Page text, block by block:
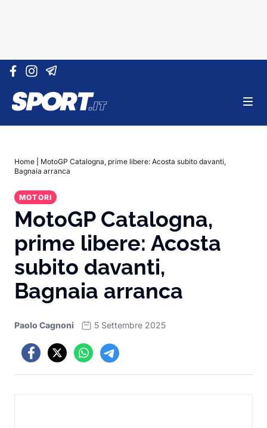
Vai al contenuto
Home
MotoGP Catalogna, prime libere: Acosta subito davanti,
Bagnaia arranca
MOTORI
MotoGP Catalogna,
prime libere: Acosta
subito davanti,
Bagnaia arranca
Paolo Cagnoni 5 Settembre 2025